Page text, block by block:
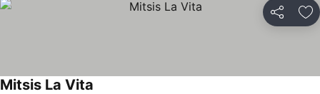
Jaa
Mitsis La Vita